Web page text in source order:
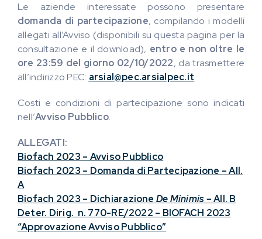
Le aziende interessate possono presentare
domanda di partecipazione, compilando i modelli
allegati all’Avviso (disponibili su questa pagina per la
consultazione e il download), entro e non oltre le
ore 23:59 del giorno 02/10/2022, da trasmettere
all’indirizzo PEC: arsial@pec.arsialpec.it
Costi e condizioni di partecipazione sono indicati
nell’Avviso Pubblico.
ALLEGATI:
Biofach 2023 – Avviso Pubblico
Biofach 2023 – Domanda di Partecipazione – All.
A
Biofach 2023 – Dichiarazione De Minimis –All. B
Deter. Dirig. n. 770-RE/2022 – BIOFACH 2023
“Approvazione Avviso Pubblico”